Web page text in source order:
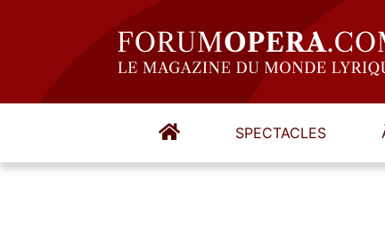
SPECTACLES